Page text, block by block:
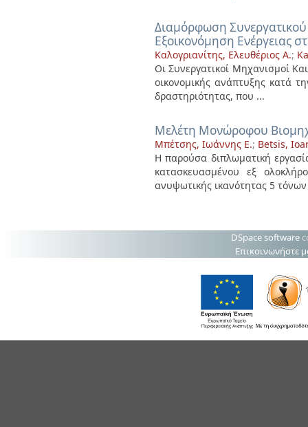
Διαμόρφωση
Εξοικονόμηση Ενέργειας
Καλογριανίτης, Ελευθέριος Α.;
Οι Συνεργατικοί Μηχανισμοί
οικονομικής ανάπτυξης κατά
δραστηριότητας, που ...
Μελέτη Μονώροφου
Μπέτσης, Ιωάννης Ε.; Betsis,
Η παρούσα διπλωματική
κατασκευασμένου εξ
ανυψωτικής ικανότητας 5 τόνων
DSpace software
Επικοινωνήστε